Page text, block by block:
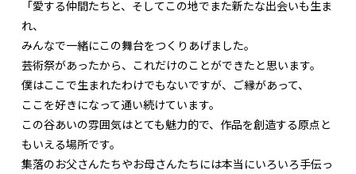
「愛する仲間たちと、そしてこの地でまた新たな出会いも生ま
れ、
みんなで一緒にこの舞台をつくりあげました。
芸術祭があったから、これだけのことができたと思います。
僕はここで生まれたわけでもないですが、ご縁があって、
ここを好きになって通い続けています。
この谷あいの雰囲気はとても魅力的で、作品を創造する原点と
もいえる場所です。
集落のお父さんたちやお母さんたちには本当にいろいろ手伝っ